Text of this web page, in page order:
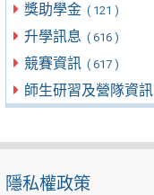
獎助學金 ( 121 )
升學訊息 ( 616 )
競賽資訊 ( 617 )
師生研習及營隊資訊
隱私權政策